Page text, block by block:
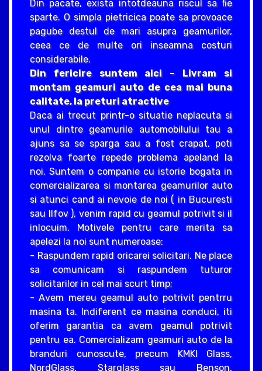
Din pacate, exista intotdeauna riscul sa fie
sparte. O simpla pietricica poate sa provoace
pagube destul de mari asupra geamurilor,
ceea ce de multe ori inseamna costuri
considerabile.
Din fericire suntem aici – Livram si
montam geamuri auto de cea mai buna
calitate, la preturi atractive
Daca ai trecut printr-o situatie neplacuta si
unul dintre geamurile automobilului tau a
ajuns sa se sparga sau a fost crapat, poti
rezolva foarte repede problema apeland la
noi. Suntem o companie cu istorie bogata in
comercializarea si montarea geamurilor auto
si atunci cand ai nevoie de noi ( in Bucuresti
sau Ilfov ), venim rapid cu geamul potrivit si il
inlocuim. Motivele pentru care merita sa
apelezi la noi sunt numeroase:
- Raspundem rapid oricarei solicitari. Ne place
sa comunicam si raspundem tuturor
solicitarilor in cel mai scurt timp;
- Avem mereu geamul auto potrivit pentrru
masina ta. Indiferent ce masina conduci, iti
oferim garantia ca avem geamul potrivit
pentru ea. Comercializam geamuri auto de la
branduri cunoscute, precum KMKI Glass,
NordGlass, Starglass sau Benson,